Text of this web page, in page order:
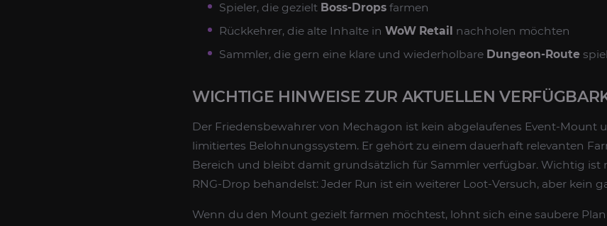
Spieler, die gezielt Boss-Drops farmen
Rückkehrer, die alte Inhalte in WoW Retail nachholen möchten
Sammler, die gern eine klare und wiederholbare Dungeon-Route
WICHTIGE HINWEISE ZUR AKTUELLEN
Der Friedensbewahrer von Mechagon ist kein abgelaufenes Event-Mount
limitiertes Belohnungssystem. Er gehört zu einem dauerhaft relevanten
Bereich und bleibt damit grundsätzlich für Sammler verfügbar. Wichtig ist
RNG-Drop behandelst: Jeder Run ist ein weiterer Loot-Versuch, aber kein
Wenn du den Mount gezielt farmen möchtest, lohnt sich eine saubere